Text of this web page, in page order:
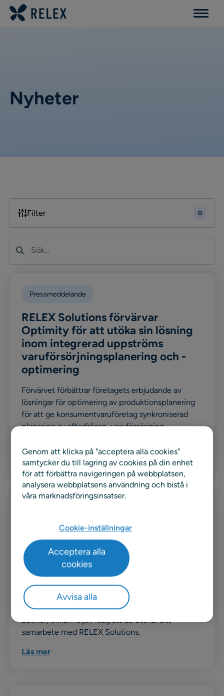
Menu
Nyheter
Filter 0
Pressmeddelande
RELEX Solutions förvärvar
Optimity för att utöka sin lösning
inom integrerad uppströms
varuförsörjningsplanering och -
optimering
Förvärvet förbättrar företagets erbjudande av
lösningar för optimering av produktionsplanering
för att ge konsumentvaruföretag synkroniserad
planering av efterfrågan, varuförsörjning,
Läs mer
Reitan Convenience Sverige
utökar samarbetet med RELEX för
att förändra sin kampanjplanering
och -optimering
Reitan Convenience Sverige (RCS), en ledande
servicehandelsaktör i Sverige med över 400
butiker, tillkännagav idag att de utökar sitt
samarbete med RELEX Solutions.
Läs mer
Genom att klicka på "acceptera alla cookies"
samtycker du till lagring av cookies på din enhet
för att förbättra navigeringen på webbplatsen,
analysera webbplatsens användning och bistå i
våra marknadsföringsinsatser.
Cookie-inställningar
Avvisa alla
Acceptera alla
cookies